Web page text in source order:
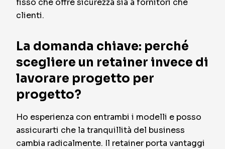
fisso che offre sicurezza sia a fornitori che
clienti.
La domanda chiave: perché
scegliere un retainer invece di
lavorare progetto per
progetto?
Ho esperienza con entrambi i modelli e posso
assicurarti che la tranquillità del business
cambia radicalmente. Il retainer porta vantaggi